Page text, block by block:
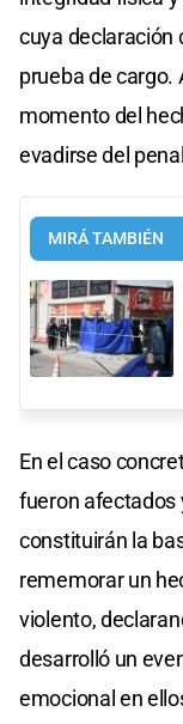
cuya declaración
prueba de cargo.
momento del
evadirse del
MIRÁ TAMBIÉN
En el caso
fueron afectados
constituirán la
rememorar un
violento,
desarrolló un
emocional en